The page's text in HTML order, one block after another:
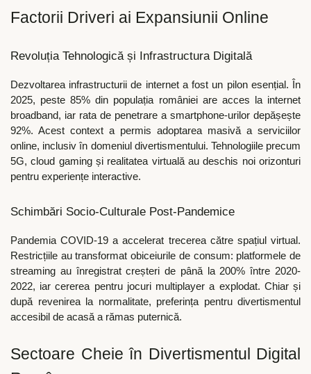
Factorii Driveri ai Expansiunii Online
Revoluția Tehnologică și Infrastructura Digitală
Dezvoltarea infrastructurii de internet a fost un pilon esențial. În
2025, peste 85% din populația româniei are acces la internet
broadband, iar rata de penetrare a smartphone-urilor depășește
92%. Acest context a permis adoptarea masivă a serviciilor
online, inclusiv în domeniul divertismentului. Tehnologiile precum
5G, cloud gaming și realitatea virtuală au deschis noi orizonturi
pentru experiențe interactive.
Schimbări Socio-Culturale Post-Pandemice
Pandemia COVID-19 a accelerat trecerea către spațiul virtual.
Restricțiile au transformat obiceiurile de consum: platformele de
streaming au înregistrat creșteri de până la 200% între 2020-
2022, iar cererea pentru jocuri multiplayer a explodat. Chiar și
după revenirea la normalitate, preferința pentru divertismentul
accesibil de acasă a rămas puternică.
Sectoare Cheie în Divertismentul Digital